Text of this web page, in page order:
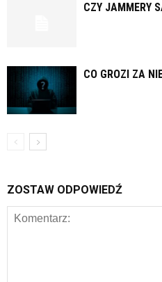
CZY JAMMERY
CO GROZI ZA
ZOSTAW ODPOWIEDŹ